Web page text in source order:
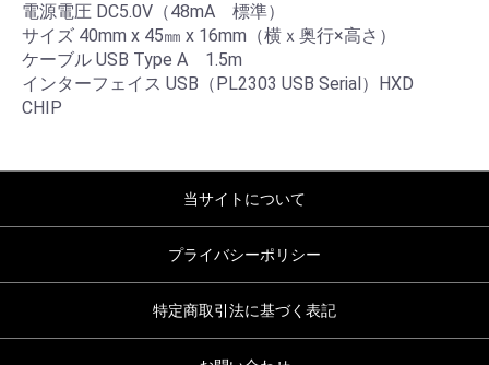
電源電圧 DC5.0V（48mA 標準）
サイズ 40mm x 45㎜ x 16mm（横ｘ奥行×高さ）
ケーブル USB Type A 1.5m
インターフェイス USB（PL2303 USB Serial）HXD
CHIP
当サイトについて
プライバシーポリシー
特定商取引法に基づく表記